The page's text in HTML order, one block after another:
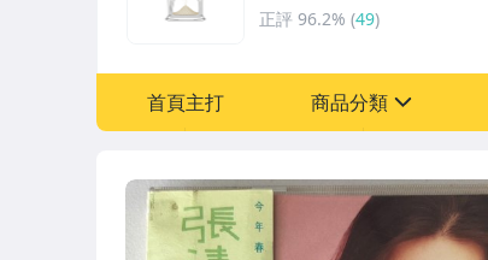
正評 96.2% (49)
首頁主打 商品分類
[全店] 週年慶